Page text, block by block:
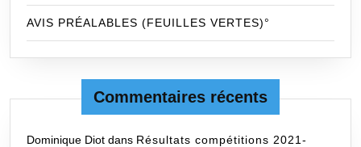
AVIS PRÉALABLES (FEUILLES VERTES)°
Commentaires récents
Dominique Diot dans Résultats compétitions 2021-